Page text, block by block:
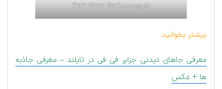
یام وون سن (Yam Woon Sen)
بیشتر بخوانید:
معرفی جاهای دیدنی جزایر فی فی در تایلند – معرفی جاذبه
ها + عکس